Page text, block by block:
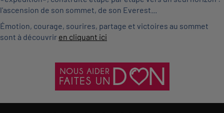
l'ascension de son sommet, de son Everest...
Émotion, courage, sourires, partage et victoires au sommet
sont à découvrir en cliquant ici